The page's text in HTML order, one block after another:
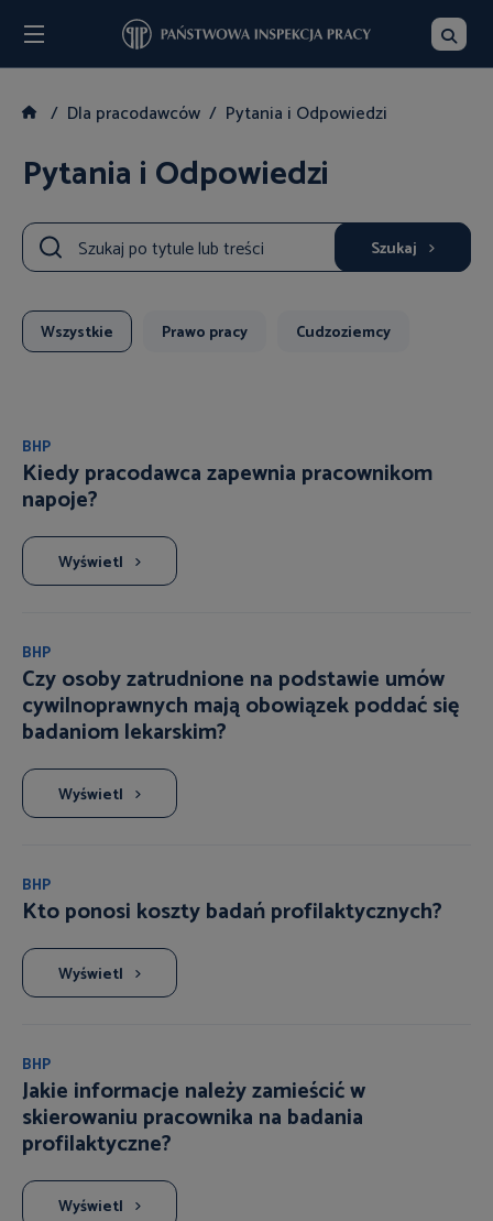
Dla pracodawców Pytania i Odpowiedzi
Pytania i Odpowiedzi
Szukaj
Wszystkie Prawo pracy Cudzoziemcy
BHP
Kiedy pracodawca zapewnia pracownikom
napoje?
Wyświetl
BHP
Czy osoby zatrudnione na podstawie umów
cywilnoprawnych mają obowiązek poddać się
badaniom lekarskim?
Wyświetl
BHP
Kto ponosi koszty badań profilaktycznych?
Wyświetl
BHP
Jakie informacje należy zamieścić w
skierowaniu pracownika na badania
profilaktyczne?
Wyświetl
Szukaj